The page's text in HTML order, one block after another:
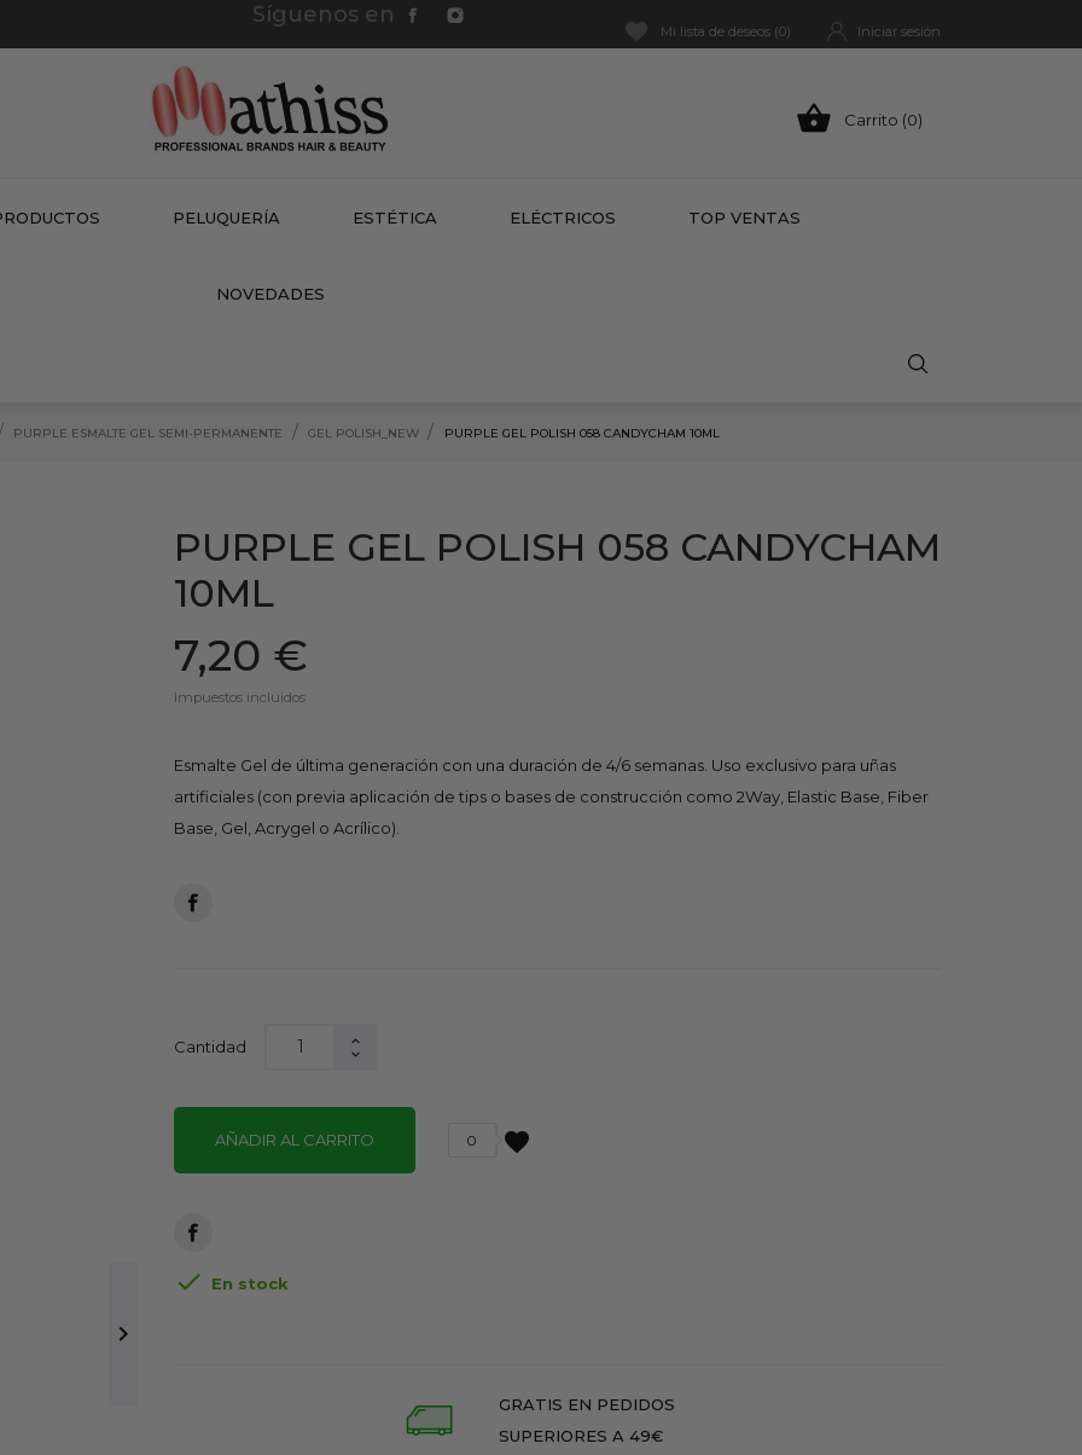
Síguenos en
Mi lista de deseos (0) Iniciar sesión
 Carrito (0)
PELUQUERÍA ESTÉTICA ELÉCTRICOS TOP VENTAS
NOVEDADES
PURPLE ESMALTE GEL SEMI-PERMANENTE GEL POLISH_NEW PURPLE GEL POLISH 058 CANDYCHAM 10ML

PURPLE GEL POLISH 058 CANDYCHAM
10ML
7,20 €
Impuestos incluidos
Esmalte Gel de última generación con una duración de 4/6 semanas. Uso exclusivo para uñas
artificiales (con previa aplicación de tips o bases de construcción como 2Way, Elastic Base, Fiber
Base, Gel, Acrygel o Acrílico).
Cantidad
AÑADIR AL CARRITO favorite
0
 En stock
GRATIS EN PEDIDOS
SUPERIORES A 49€